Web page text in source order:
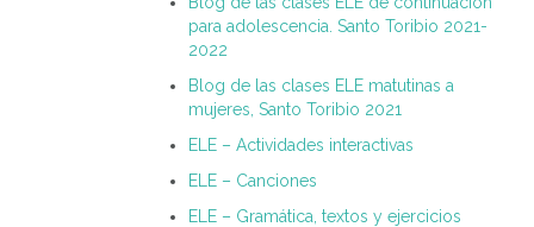
para adolescencia. Santo Toribio 2021-
2022
Blog de las clases ELE matutinas a
mujeres, Santo Toribio 2021
ELE – Actividades interactivas
ELE – Canciones
ELE – Gramática, textos y ejercicios